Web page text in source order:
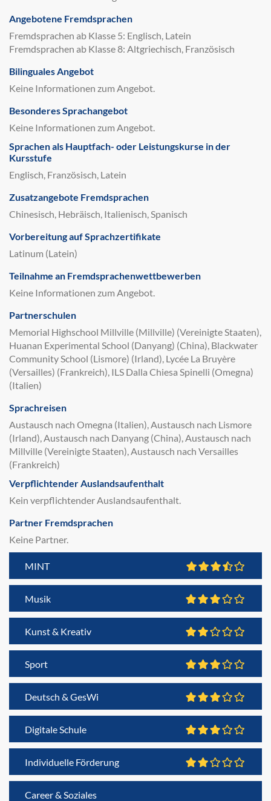
Angebotene Fremdsprachen
Fremdsprachen ab Klasse 5: Englisch, Latein
Fremdsprachen ab Klasse 8: Altgriechisch, Französisch
Bilinguales Angebot
Keine Informationen zum Angebot.
Besonderes Sprachangebot
Keine Informationen zum Angebot.
Sprachen als Hauptfach- oder Leistungskurse in der
Kursstufe
Englisch, Französisch, Latein
Zusatzangebote Fremdsprachen
Chinesisch, Hebräisch, Italienisch, Spanisch
Vorbereitung auf Sprachzertifikate
Latinum (Latein)
Teilnahme an Fremdsprachenwettbewerben
Keine Informationen zum Angebot.
Partnerschulen
Memorial Highschool Millville (Millville) (Vereinigte Staaten),
Huanan Experimental School (Danyang) (China), Blackwater
Community School (Lismore) (Irland), Lycée La Bruyère
(Versailles) (Frankreich), ILS Dalla Chiesa Spinelli (Omegna)
(Italien)
Sprachreisen
Austausch nach Omegna (Italien), Austausch nach Lismore
(Irland), Austausch nach Danyang (China), Austausch nach
Millville (Vereinigte Staaten), Austausch nach Versailles
(Frankreich)
Verpflichtender Auslandsaufenthalt
Kein verpflichtender Auslandsaufenthalt.
Partner Fremdsprachen
Keine Partner.
MINT
Musik
Kunst & Kreativ
Sport
Deutsch & GesWi
Digitale Schule
Individuelle Förderung
Career & Soziales